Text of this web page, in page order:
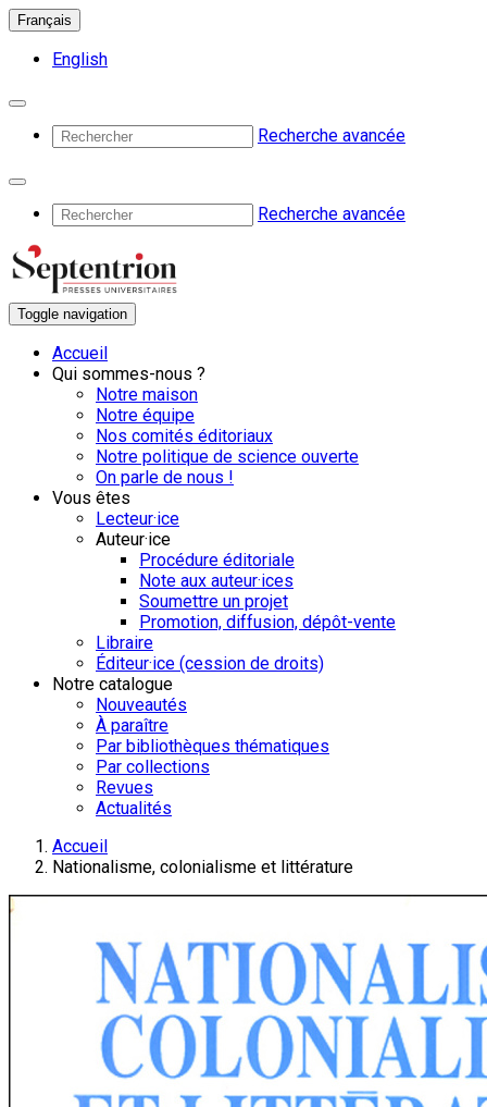
Français
English
Recherche avancée
Recherche avancée
Toggle navigation
Accueil
Qui sommes-nous ?
Notre maison
Notre équipe
Nos comités éditoriaux
Notre politique de science ouverte
On parle de nous !
Vous êtes
Lecteur·ice
Auteur·ice
Procédure éditoriale
Note aux auteur·ices
Soumettre un projet
Promotion, diffusion, dépôt-vente
Libraire
Éditeur·ice (cession de droits)
Notre catalogue
Nouveautés
À paraître
Par bibliothèques thématiques
Par collections
Revues
Actualités
Accueil
Nationalisme, colonialisme et littérature